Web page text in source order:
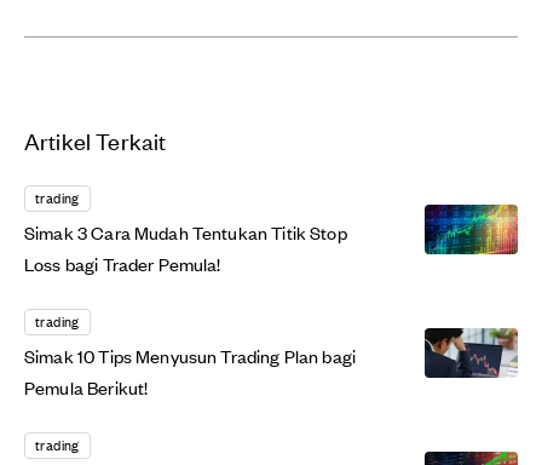
Artikel Terkait
trading
Simak 3 Cara Mudah Tentukan Titik Stop
Loss bagi Trader Pemula!
trading
Simak 10 Tips Menyusun Trading Plan bagi
Pemula Berikut!
trading